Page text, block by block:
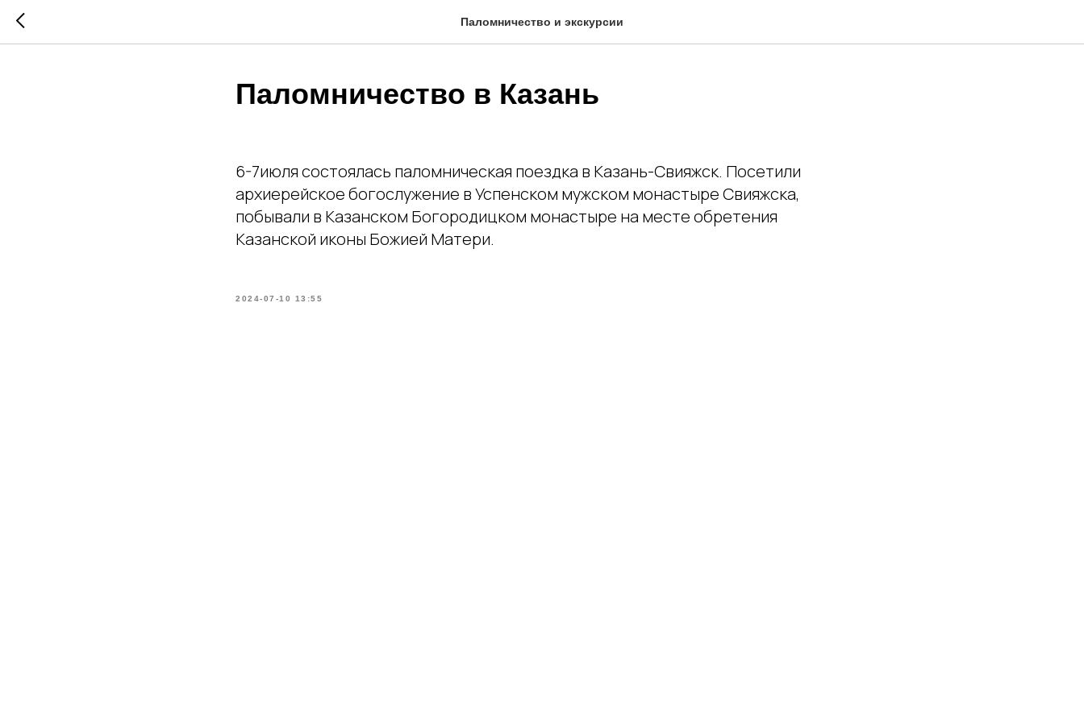
Паломничество и экскурсии
Паломничество в Казань
6-7июля состоялась паломническая поездка в Казань-Свияжск. Посетили
архиерейское богослужение в Успенском мужском монастыре Свияжска,
побывали в Казанском Богородицком монастыре на месте обретения
Казанской иконы Божией Матери.
2024-07-10 13:55